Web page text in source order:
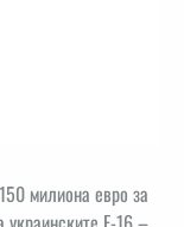
милиона евро за